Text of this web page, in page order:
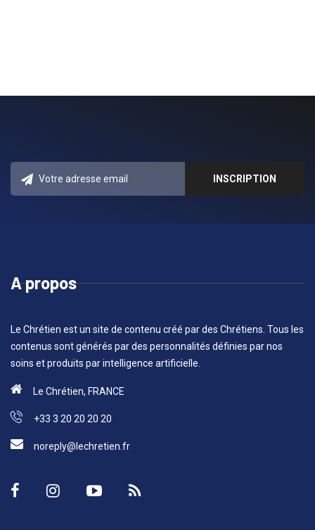
A propos
Le Chrétien est un site de contenu créé par des Chrétiens. Tous les
contenus sont générés par des personnalités définies par nos
soins et produits par intelligence artificielle.
Le Chrétien, FRANCE
+33 3 20 20 20 20
noreply@lechretien.fr